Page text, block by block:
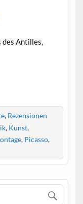
des Antilles,
, Rezensionen
, Kunst,
, Picasso,